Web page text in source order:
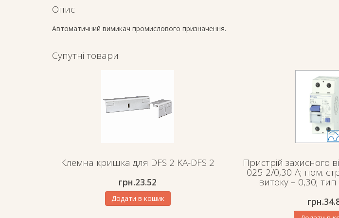
Опис
Автоматичний вимикач промислового призначення.
Супутні товари
Клемна кришка для DFS 2 KA-DFS 2
грн.23.52
Додати в кошик
Пристрій захисного
025-2/0,30-A; ном.
витоку – 0,30;
грн.